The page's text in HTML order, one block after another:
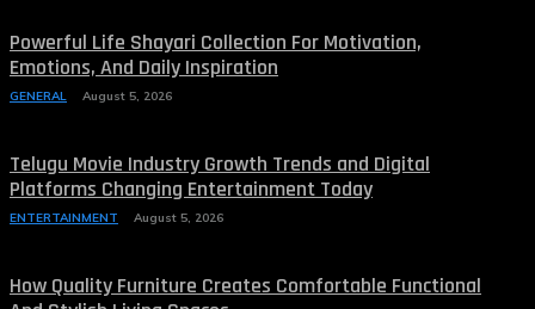
Powerful Life Shayari Collection For Motivation,
Emotions, And Daily Inspiration
GENERAL August 5, 2026
Telugu Movie Industry Growth Trends and Digital
Platforms Changing Entertainment Today
ENTERTAINMENT August 5, 2026
How Quality Furniture Creates Comfortable Functional